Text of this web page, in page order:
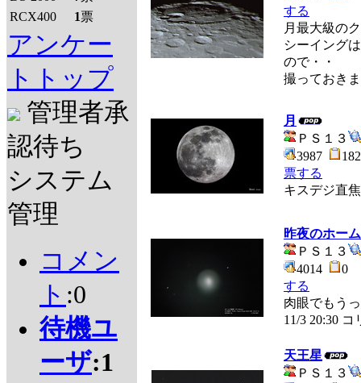
RCX400
1票
アンケー
トトップ
管理者承
認待ち
システム
管理
コメン
ト :0
待機ユ
ーザ:1
する
月最大級の
シーイング
ので・・
撮っておき
月
ＰＳ１３
3987
票する
キスデジ直
昨夜のホー
ＰＳ１３
4014
0
する
肉眼でもう
11/3 20:30
天王星
ＰＳ１３